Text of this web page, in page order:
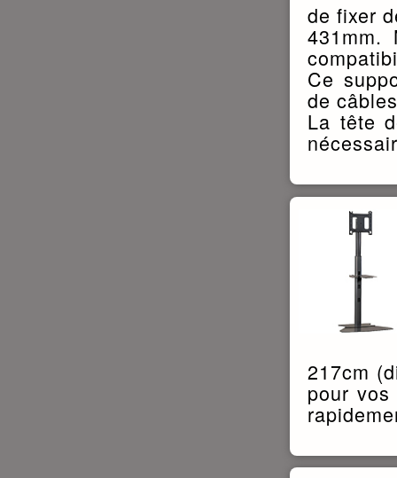
de fixer
431mm.
Ce
de
La tête
217cm
pour